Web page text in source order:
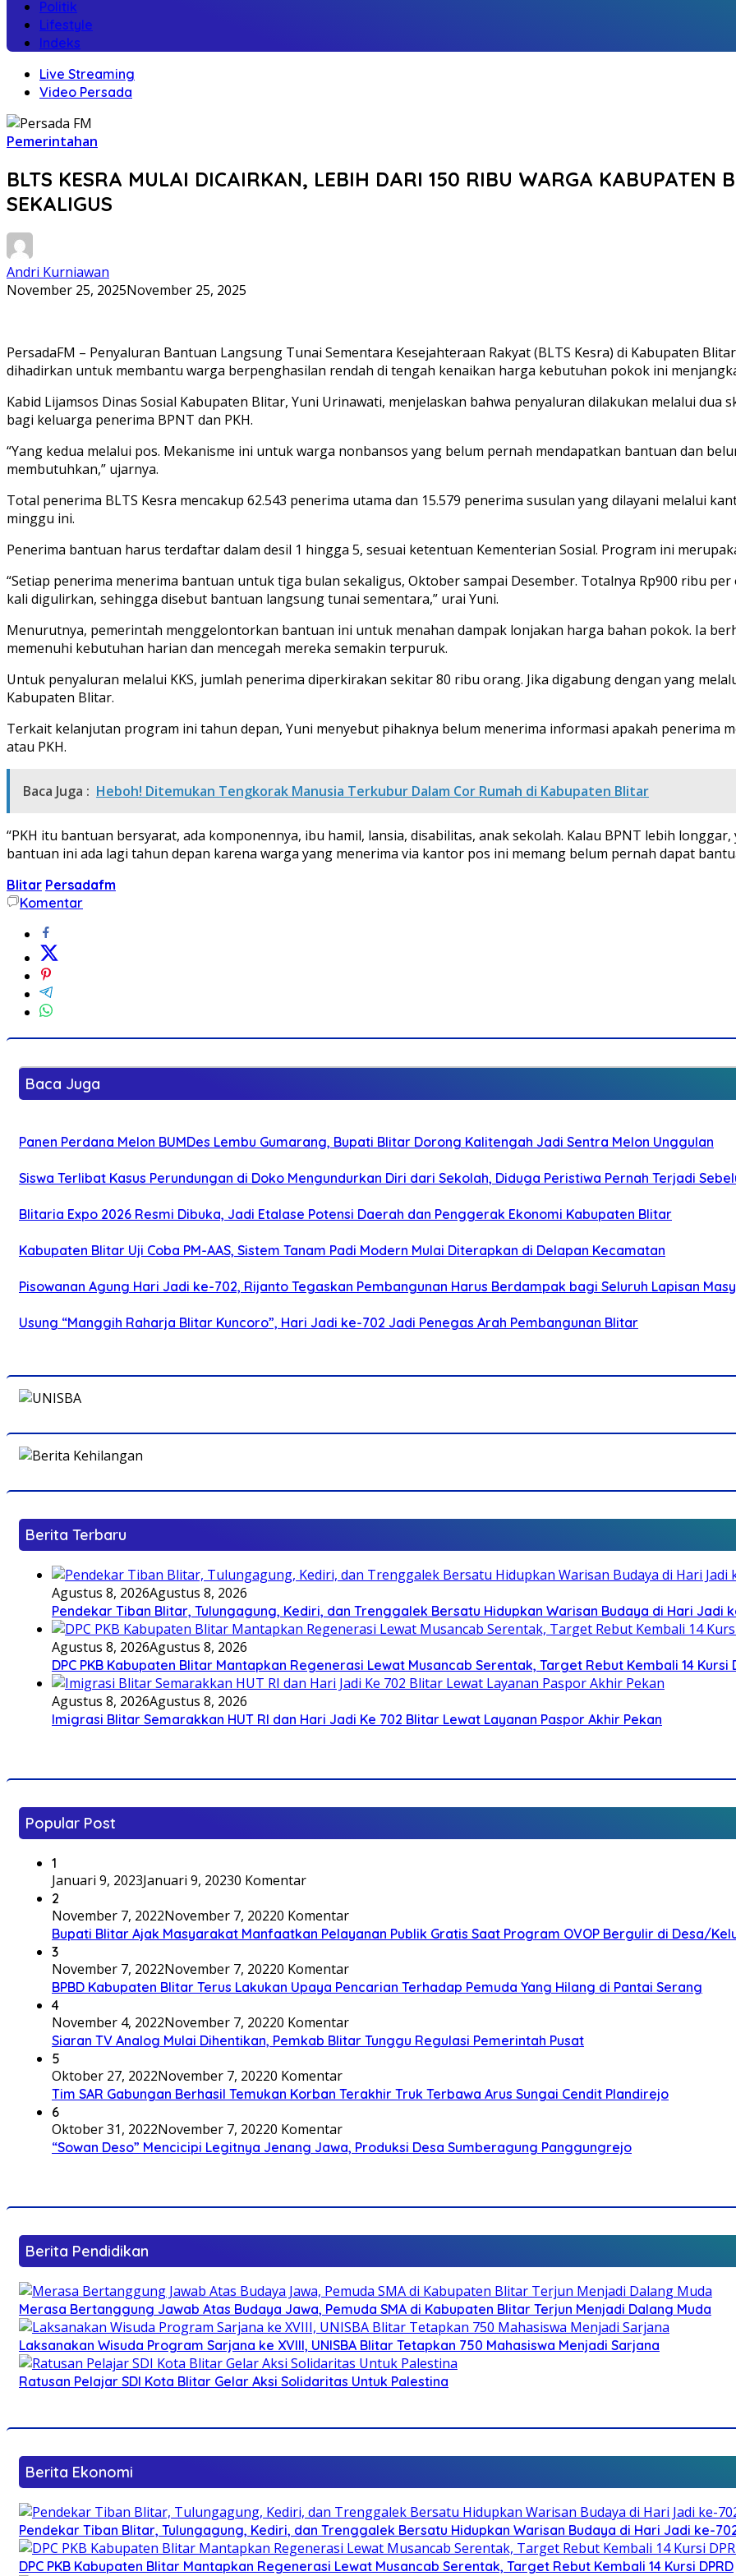
Politik
Lifestyle
Indeks
Live Streaming
Video Persada
Pemerintahan
BLTS KESRA MULAI DICAIRKAN, LEBIH DARI 150 RIBU WARGA KABUPATEN
SEKALIGUS
Andri Kurniawan
November 25, 2025November 25, 2025
PersadaFM – Penyaluran Bantuan Langsung Tunai Sementara Kesejahteraan Rakyat (BLTS Kesra) di Kabupaten
dihadirkan untuk membantu warga berpenghasilan rendah di tengah kenaikan harga kebutuhan pokok ini
Kabid Lijamsos Dinas Sosial Kabupaten Blitar, Yuni Urinawati, menjelaskan bahwa penyaluran dilakukan melalui dua
bagi keluarga penerima BPNT dan PKH.
“Yang kedua melalui pos. Mekanisme ini untuk warga nonbansos yang belum pernah mendapatkan bantuan dan
membutuhkan,” ujarnya.
Total penerima BLTS Kesra mencakup 62.543 penerima utama dan 15.579 penerima susulan yang dilayani melalui
minggu ini.
Penerima bantuan harus terdaftar dalam desil 1 hingga 5, sesuai ketentuan Kementerian Sosial. Program ini
“Setiap penerima menerima bantuan untuk tiga bulan sekaligus, Oktober sampai Desember. Totalnya Rp900 ribu
kali digulirkan, sehingga disebut bantuan langsung tunai sementara,” urai Yuni.
Menurutnya, pemerintah menggelontorkan bantuan ini untuk menahan dampak lonjakan harga bahan pokok. Ia
memenuhi kebutuhan harian dan mencegah mereka semakin terpuruk.
Untuk penyaluran melalui KKS, jumlah penerima diperkirakan sekitar 80 ribu orang. Jika digabung dengan yang
Kabupaten Blitar.
Terkait kelanjutan program ini tahun depan, Yuni menyebut pihaknya belum menerima informasi apakah penerima
atau PKH.
Baca Juga : Heboh! Ditemukan Tengkorak Manusia Terkubur Dalam Cor Rumah di Kabupaten Blitar
“PKH itu bantuan bersyarat, ada komponennya, ibu hamil, lansia, disabilitas, anak sekolah. Kalau BPNT lebih
bantuan ini ada lagi tahun depan karena warga yang menerima via kantor pos ini memang belum pernah dapat
Blitar Persadafm
Komentar
Baca Juga
Panen Perdana Melon BUMDes Lembu Gumarang, Bupati Blitar Dorong Kalitengah Jadi Sentra Melon Unggulan
Siswa Terlibat Kasus Perundungan di Doko Mengundurkan Diri dari Sekolah, Diduga Peristiwa Pernah Terjadi
Blitaria Expo 2026 Resmi Dibuka, Jadi Etalase Potensi Daerah dan Penggerak Ekonomi Kabupaten Blitar
Kabupaten Blitar Uji Coba PM-AAS, Sistem Tanam Padi Modern Mulai Diterapkan di Delapan Kecamatan
Pisowanan Agung Hari Jadi ke-702, Rijanto Tegaskan Pembangunan Harus Berdampak bagi Seluruh Lapisan
Usung “Manggih Raharja Blitar Kuncoro”, Hari Jadi ke-702 Jadi Penegas Arah Pembangunan Blitar
Berita Terbaru
Agustus 8, 2026Agustus 8, 2026
Pendekar Tiban Blitar, Tulungagung, Kediri, dan Trenggalek Bersatu Hidupkan Warisan Budaya di Hari Jadi
Agustus 8, 2026Agustus 8, 2026
DPC PKB Kabupaten Blitar Mantapkan Regenerasi Lewat Musancab Serentak, Target Rebut Kembali 14 Kursi
Agustus 8, 2026Agustus 8, 2026
Imigrasi Blitar Semarakkan HUT RI dan Hari Jadi Ke 702 Blitar Lewat Layanan Paspor Akhir Pekan
Popular Post
1
Januari 9, 2023Januari 9, 20230 Komentar
2
November 7, 2022November 7, 20220 Komentar
Bupati Blitar Ajak Masyarakat Manfaatkan Pelayanan Publik Gratis Saat Program OVOP Bergulir di Desa/
3
November 7, 2022November 7, 20220 Komentar
BPBD Kabupaten Blitar Terus Lakukan Upaya Pencarian Terhadap Pemuda Yang Hilang di Pantai Serang
4
November 4, 2022November 7, 20220 Komentar
Siaran TV Analog Mulai Dihentikan, Pemkab Blitar Tunggu Regulasi Pemerintah Pusat
5
Oktober 27, 2022November 7, 20220 Komentar
Tim SAR Gabungan Berhasil Temukan Korban Terakhir Truk Terbawa Arus Sungai Cendit Plandirejo
6
Oktober 31, 2022November 7, 20220 Komentar
“Sowan Deso” Mencicipi Legitnya Jenang Jawa, Produksi Desa Sumberagung Panggungrejo
Berita Pendidikan
Merasa Bertanggung Jawab Atas Budaya Jawa, Pemuda SMA di Kabupaten Blitar Terjun Menjadi Dalang Muda
Laksanakan Wisuda Program Sarjana ke XVIII, UNISBA Blitar Tetapkan 750 Mahasiswa Menjadi Sarjana
Ratusan Pelajar SDI Kota Blitar Gelar Aksi Solidaritas Untuk Palestina
Berita Ekonomi
Pendekar Tiban Blitar, Tulungagung, Kediri, dan Trenggalek Bersatu Hidupkan Warisan Budaya di Hari Jadi ke-
DPC PKB Kabupaten Blitar Mantapkan Regenerasi Lewat Musancab Serentak, Target Rebut Kembali 14 Kursi DPRD